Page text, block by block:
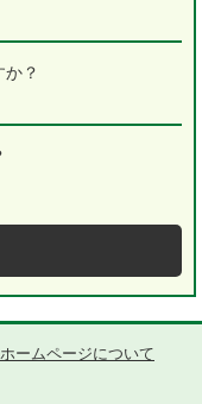
？
ームページについて